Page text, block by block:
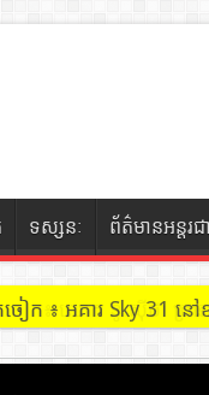
ទស្សនៈ ព័ត៌មានអន្តរជ
ចៀក ៖ អគារ Sky 31